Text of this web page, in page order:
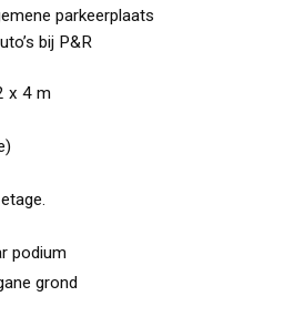
parkeerplaats
bij P&R
x 4 m
podium
grond